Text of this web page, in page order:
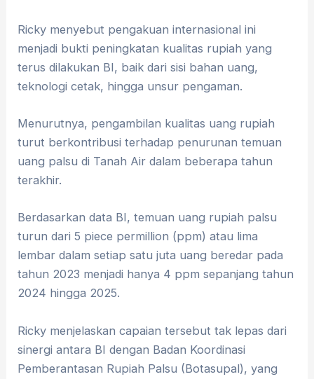
Ricky menyebut pengakuan internasional ini
menjadi bukti peningkatan kualitas rupiah yang
terus dilakukan BI, baik dari sisi bahan uang,
teknologi cetak, hingga unsur pengaman.
Menurutnya, pengambilan kualitas uang rupiah
turut berkontribusi terhadap penurunan temuan
uang palsu di Tanah Air dalam beberapa tahun
terakhir.
Berdasarkan data BI, temuan uang rupiah palsu
turun dari 5 piece permillion (ppm) atau lima
lembar dalam setiap satu juta uang beredar pada
tahun 2023 menjadi hanya 4 ppm sepanjang tahun
2024 hingga 2025.
Ricky menjelaskan capaian tersebut tak lepas dari
sinergi antara BI dengan Badan Koordinasi
Pemberantasan Rupiah Palsu (Botasupal), yang